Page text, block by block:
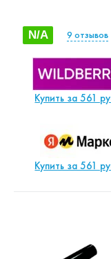
N/A 9 отзывов
Купить за 561
Купить за 561